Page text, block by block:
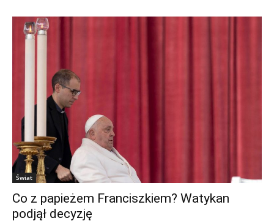
Świat
Co z papieżem Franciszkiem? Watykan
podjął decyzję